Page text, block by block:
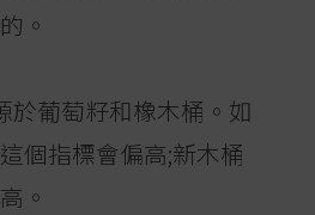
。
於葡萄籽和橡木桶。如
個指標會偏高;新木桶
。